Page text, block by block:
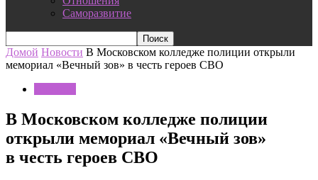
Саморазвитие
Домой Новости В Московском колледже полиции открыли
мемориал «Вечный зов» в честь героев СВО
В Московском колледже полиции
открыли мемориал «Вечный зов»
в честь героев СВО